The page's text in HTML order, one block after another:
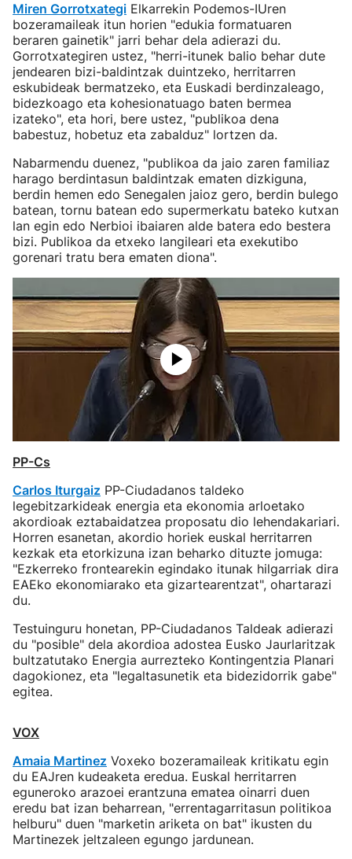
Miren Gorrotxategi Elkarrekin Podemos-IUren
bozeramaileak itun horien "edukia formatuaren
beraren gainetik" jarri behar dela adierazi du.
Gorrotxategiren ustez, "herri-itunek balio behar dute
jendearen bizi-baldintzak duintzeko, herritarren
eskubideak bermatzeko, eta Euskadi berdinzaleago,
bidezkoago eta kohesionatuago baten bermea
izateko", eta hori, bere ustez, "publikoa dena
babestuz, hobetuz eta zabalduz" lortzen da.
Nabarmendu duenez, "publikoa da jaio zaren familiaz
harago berdintasun baldintzak ematen dizkiguna,
berdin hemen edo Senegalen jaioz gero, berdin bulego
batean, tornu batean edo supermerkatu bateko kutxan
lan egin edo Nerbioi ibaiaren alde batera edo bestera
bizi. Publikoa da etxeko langileari eta exekutibo
gorenari tratu bera ematen diona".
PP-Cs
Carlos Iturgaiz PP-Ciudadanos taldeko
legebitzarkideak energia eta ekonomia arloetako
akordioak eztabaidatzea proposatu dio lehendakariari.
Horren esanetan, akordio horiek euskal herritarren
kezkak eta etorkizuna izan beharko dituzte jomuga:
"Ezkerreko frontearekin egindako itunak hilgarriak dira
EAEko ekonomiarako eta gizartearentzat", ohartarazi
du.
Testuinguru honetan, PP-Ciudadanos Taldeak adierazi
du "posible" dela akordioa adostea Eusko Jaurlaritzak
bultzatutako Energia aurrezteko Kontingentzia Planari
dagokionez, eta "legaltasunetik eta bidezidorrik gabe"
egitea.
VOX
Amaia Martinez Voxeko bozeramaileak kritikatu egin
du EAJren kudeaketa eredua. Euskal herritarren
eguneroko arazoei erantzuna ematea oinarri duen
eredu bat izan beharrean, "errentagarritasun politikoa
helburu" duen "marketin ariketa on bat" ikusten du
Martinezek jeltzaleen egungo jardunean.